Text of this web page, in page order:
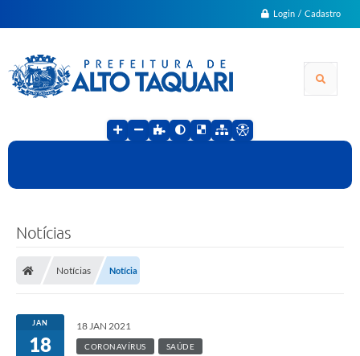
Login / Cadastro
Notícias
Notícias Notícia
JAN
18
18 JAN 2021
CORONAVÍRUS SAÚDE